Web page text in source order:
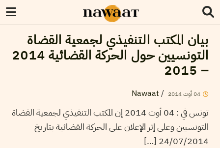
بيان المكتب التنفيذي لجمعية القضاة
التونسيين حول الحركة القضائية 2014
– 2015
04أوت2014
/
Nawaat
تونس في : 04 أوت 2014 إن المكتب التنفيذي لجمعية القضاة
التونسيين وعلى إثر الإعلان على الحركة القضائية بتاريخ
24/07/2014 […]